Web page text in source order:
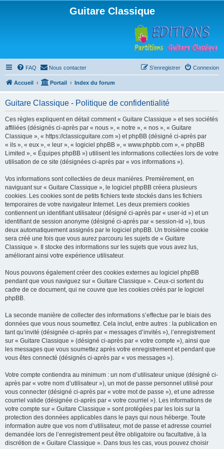
Guitare Classique
FAQ Nous contacter Connexion
S’enregistrer
Accueil Portail Index du forum
Guitare Classique - Politique de confidentialité
Ces règles expliquent en détail comment « Guitare Classique » et ses sociétés
affiliées (désignés ci-après par « nous », « notre », « nos », « Guitare
Classique », « https://classicguitare.com ») et phpBB (désigné ci-après par
« ils », « eux », « leur », « logiciel phpBB », « www.phpbb.com », « phpBB
Limited », « Équipes phpBB ») utilisent les informations collectées lors de votre
utilisation de ce site (désignées ci-après par « vos informations »).
Vos informations sont collectées de deux manières. Premièrement, en
naviguant sur « Guitare Classique », le logiciel phpBB créera plusieurs
cookies. Les cookies sont de petits fichiers texte stockés dans les fichiers
temporaires de votre navigateur Internet. Les deux premiers cookies
contiennent un identifiant utilisateur (désigné ci-après par « user-id ») et un
identifiant de session anonyme (désigné ci-après par « session-id »), tous
deux automatiquement assignés par le logiciel phpBB. Un troisième cookie
sera créé une fois que vous aurez parcouru les sujets de « Guitare
Classique ». Il stocke des informations sur les sujets que vous avez lus,
améliorant ainsi votre expérience utilisateur.
Nous pouvons également créer des cookies externes au logiciel phpBB
pendant que vous naviguez sur « Guitare Classique ». Ceux-ci sortent du
cadre de ce document, qui ne couvre que les cookies créés par le logiciel
phpBB.
La seconde manière de collecter des informations s’effectue par le biais des
données que vous nous soumettez. Cela inclut, entre autres : la publication en
tant qu’invité (désignée ci-après par « messages d’invités »), l’enregistrement
sur « Guitare Classique » (désigné ci-après par « votre compte »), ainsi que
les messages que vous soumettez après votre enregistrement et pendant que
vous êtes connecté (désignés ci-après par « vos messages »).
Votre compte contiendra au minimum : un nom d’utilisateur unique (désigné ci-
après par « votre nom d’utilisateur »), un mot de passe personnel utilisé pour
vous connecter (désigné ci-après par « votre mot de passe »), et une adresse
courriel valide (désignée ci-après par « votre courriel »). Les informations de
votre compte sur « Guitare Classique » sont protégées par les lois sur la
protection des données applicables dans le pays qui nous héberge. Toute
information autre que vos nom d’utilisateur, mot de passe et adresse courriel
demandée lors de l’enregistrement peut être obligatoire ou facultative, à la
discrétion de « Guitare Classique ». Dans tous les cas, vous pouvez choisir